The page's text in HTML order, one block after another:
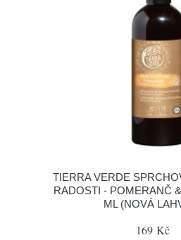
TIERRA VERDE
RADOSTI - POMERANČ
ML (NOVÁ
169 Kč